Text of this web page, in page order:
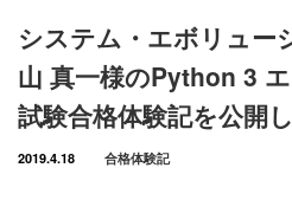
システム・エボリュ
山 真一様のPython 3
試験合格体験記を公開
2019.4.18 合格体験記